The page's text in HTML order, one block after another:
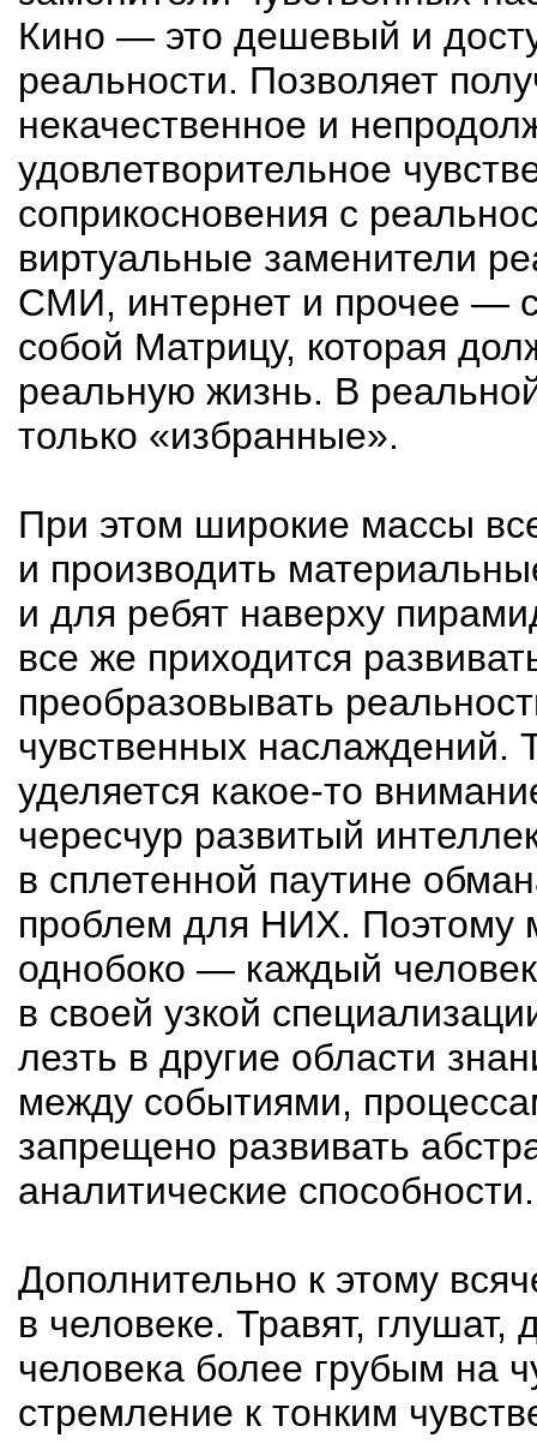
Кино — это дешевый и
реальности. Позволяет
некачественное и
удовлетворительное
соприкосновения с
виртуальные заменители
СМИ, интернет и прочее —
собой Матрицу, которая
реальную жизнь. В
только «избранные».
При этом широкие массы
и производить
и для ребят наверху
все же приходится
преобразовывать
чувственных
уделяется какое-то
чересчур развитый
в сплетенной паутине
проблем для НИХ. Поэтому
однобоко — каждый
в своей узкой
лезть в другие области
между событиями,
запрещено развивать
аналитические
Дополнительно к этому
в человеке. Травят, глушат,
человека более грубым на
стремление к тонким